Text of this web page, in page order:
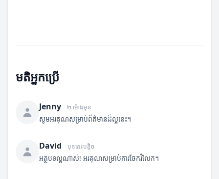
មតិអ្នកប្រើ
Jenny ២ ម៉ោងមុន
សូមអរគុណសម្រាប់ព័ត៌មានដ៏ល្អនេះ។
David មុននេះបន្តិច
អត្ថបទល្អណាស់! អរគុណសម្រាប់ការចែករំលែក។